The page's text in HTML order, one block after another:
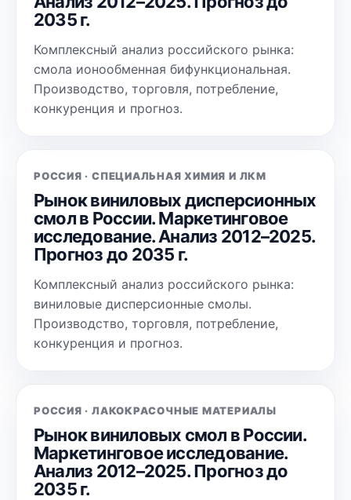
2035 г.
Комплексный анализ российского рынка:
смола ионообменная бифункциональная.
Производство, торговля, потребление,
конкуренция и прогноз.
РОССИЯ · СПЕЦИАЛЬНАЯ ХИМИЯ И ЛКМ
Рынок виниловых дисперсионных
смол в России. Маркетинговое
исследование. Анализ 2012–2025.
Прогноз до 2035 г.
Комплексный анализ российского рынка:
виниловые дисперсионные смолы.
Производство, торговля, потребление,
конкуренция и прогноз.
РОССИЯ · ЛАКОКРАСОЧНЫЕ МАТЕРИАЛЫ
Рынок виниловых смол в России.
Маркетинговое исследование.
Анализ 2012–2025. Прогноз до
2035 г.